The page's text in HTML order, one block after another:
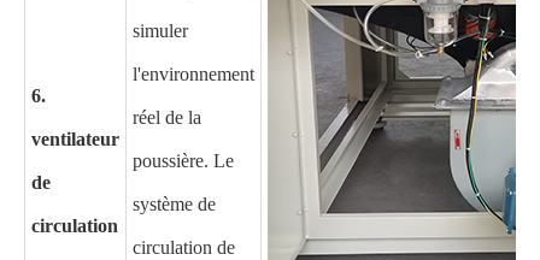
6.
ventilateur
de
circulation
simuler
l'environnement
réel de la
poussière. Le
système de
circulation de